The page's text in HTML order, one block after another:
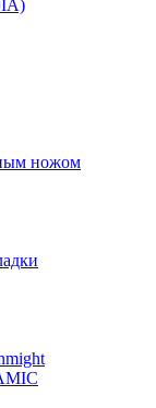
ножом